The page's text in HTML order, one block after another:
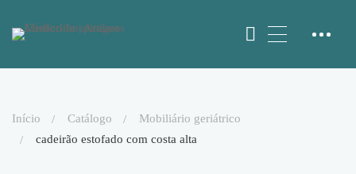
início catálogo
mobiliário geriátrico
cadeirão estofado com costa alta